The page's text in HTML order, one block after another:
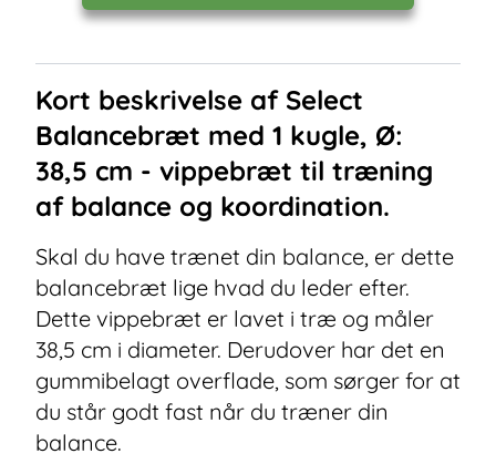
Kort beskrivelse af Select
Balancebræt med 1 kugle, Ø:
38,5 cm - vippebræt til træning
af balance og koordination.
Skal du have trænet din balance, er dette
balancebræt lige hvad du leder efter.
Dette vippebræt er lavet i træ og måler
38,5 cm i diameter. Derudover har det en
gummibelagt overflade, som sørger for at
du står godt fast når du træner din
balance.